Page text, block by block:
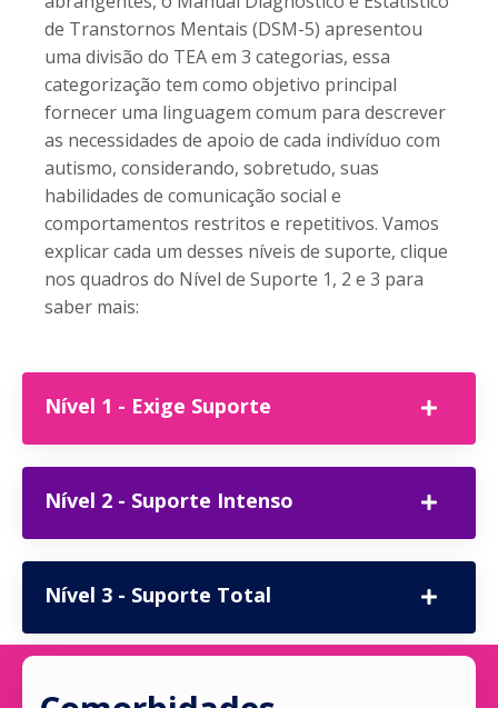
de Transtornos Mentais (DSM-5) apresentou
uma divisão do TEA em 3 categorias, essa
categorização tem como objetivo principal
fornecer uma linguagem comum para descrever
as necessidades de apoio de cada indivíduo com
autismo, considerando, sobretudo, suas
habilidades de comunicação social e
comportamentos restritos e repetitivos. Vamos
explicar cada um desses níveis de suporte, clique
nos quadros do Nível de Suporte 1, 2 e 3 para
saber mais:
Nível 1 - Exige Suporte
Nível 2 - Suporte Intenso
Nível 3 - Suporte Total